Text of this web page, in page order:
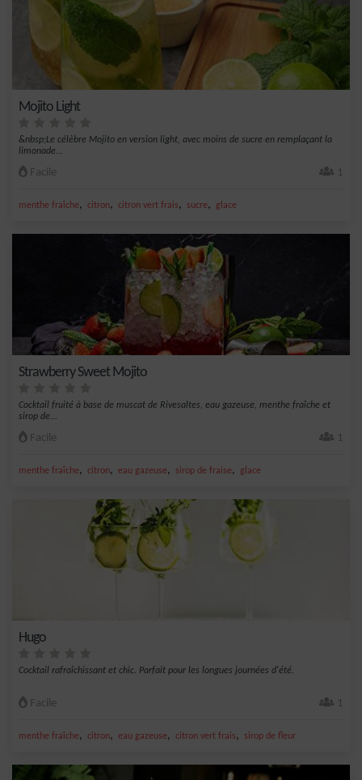
Mojito Light
&nbsp;Le célèbre Mojito en version light, avec moins de sucre en remplaçant la
limonade...
Facile 1
menthe fraîche, citron, citron vert frais, sucre, glace
Strawberry Sweet Mojito
Cocktail fruité à base de muscat de Rivesaltes, eau gazeuse, menthe fraîche et
sirop de...
Facile 1
menthe fraîche, citron, eau gazeuse, sirop de fraise, glace
Hugo
Cocktail rafraîchissant et chic. Parfait pour les longues journées d'été.
Facile 1
menthe fraîche, citron, eau gazeuse, citron vert frais, sirop de fleur